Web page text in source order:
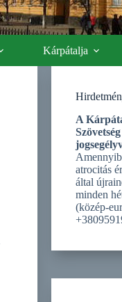
Kárpátalja
A
atrocitás
által
minden
(közép-